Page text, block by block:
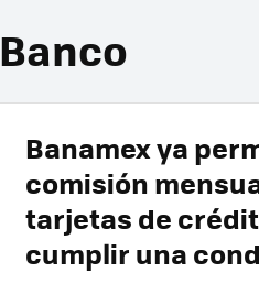
Banco
Banamex ya
comisión
tarjetas de
cumplir una